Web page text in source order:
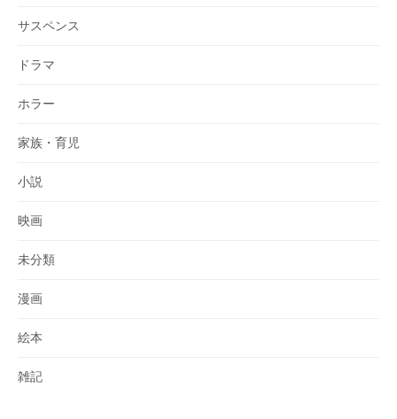
サスペンス
ドラマ
ホラー
家族・育児
小説
映画
未分類
漫画
絵本
雑記